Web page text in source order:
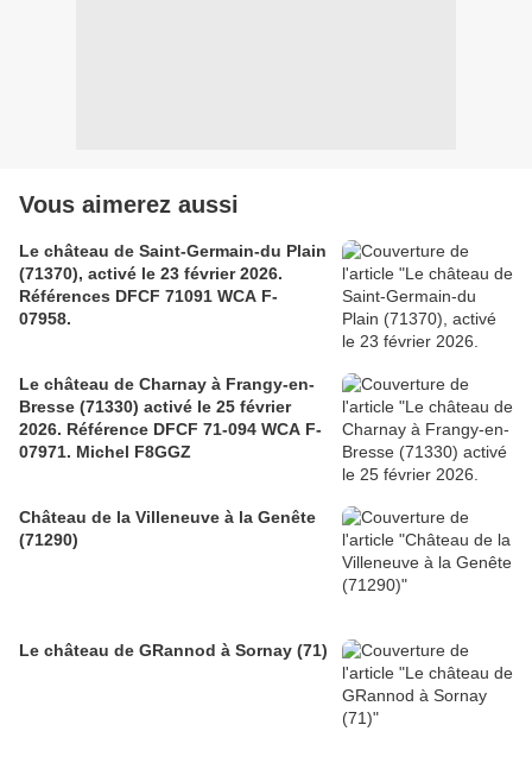
Vous aimerez aussi
Le château de Saint-Germain-du Plain
(71370), activé le 23 février 2026.
Références DFCF 71091 WCA F-
07958.
Le château de Charnay à Frangy-en-
Bresse (71330) activé le 25 février
2026. Référence DFCF 71-094 WCA F-
07971. Michel F8GGZ
Château de la Villeneuve à la Genête
(71290)
Le château de GRannod à Sornay (71)